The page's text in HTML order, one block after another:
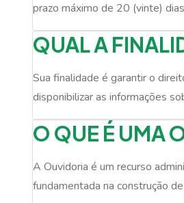
prazo máximo de 20 (vinte)
QUAL A
Sua finalidade é garantir o
disponibilizar as informações
O QUE É UMA
A Ouvidoria é um recurso
fundamentada na construção